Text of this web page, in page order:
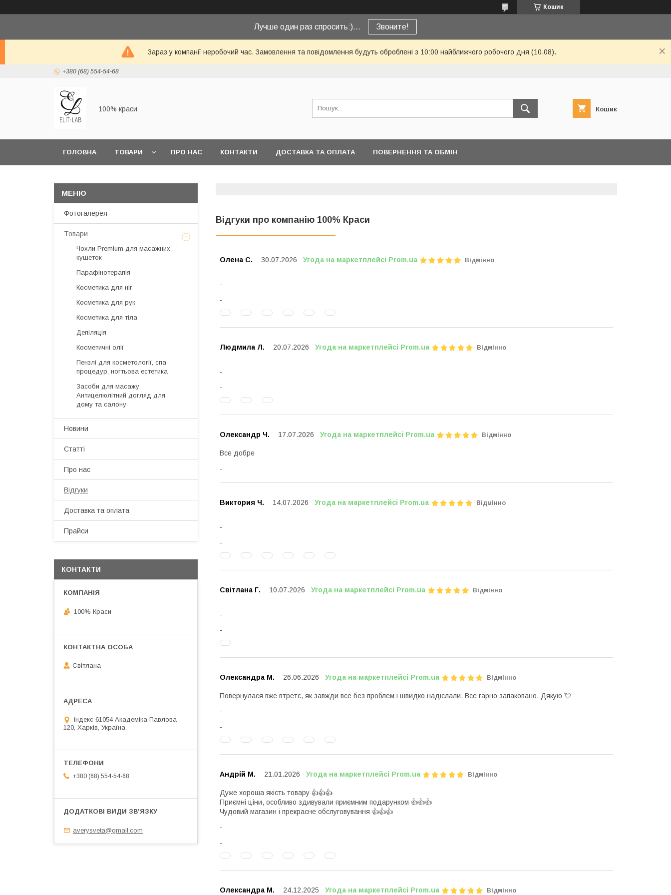
Кошик
Лучше один раз спросить:)... Звоните!
Зараз у компанії неробочий час. Замовлення та повідомлення будуть оброблені з 10:00 найближчого робочого дня (10.08).
+380 (68) 554-54-68
100% краси Кошик
ГОЛОВНА ТОВАРИ ПРО НАС КОНТАКТИ ДОСТАВКА ТА ОПЛАТА ПОВЕРНЕННЯ ТА ОБМІН
Відгуки про компанію 100% Краси
Олена С. 30.07.2026 Угода на маркетплейсі Prom.ua Відмінно
Людмила Л. 20.07.2026 Угода на маркетплейсі Prom.ua Відмінно
Олександр Ч. 17.07.2026 Угода на маркетплейсі Prom.ua Відмінно
Все добре
Виктория Ч. 14.07.2026 Угода на маркетплейсі Prom.ua Відмінно
Світлана Г. 10.07.2026 Угода на маркетплейсі Prom.ua Відмінно
Олександра М. 26.06.2026 Угода на маркетплейсі Prom.ua Відмінно
Повернулася вже втретє, як завжди все без проблем і швидко надіслали. Все гарно запаковано. Дякую 💘
Андрій М. 21.01.2026 Угода на маркетплейсі Prom.ua Відмінно
Дуже хороша якість товару 👍👍👍
Приємні ціни, особливо здивували приємним подарунком 👍👍👍
Чудовий магазин і прекрасне обслуговування 👍👍👍
Олександра М. 24.12.2025 Угода на маркетплейсі Prom.ua Відмінно
Фотогалерея
Товари
Чохли Premium для масажних
кушеток
Парафінотерапія
Косметика для ніг
Косметика для рук
Косметика для тіла
Депіляція
Косметичні олії
Пензлі для косметології, спа
процедур, ногтьова естетика
Засоби для масажу.
Антицелюлітний догляд для
дому та салону
Новини
Статті
Про нас
Відгуки
Доставка та оплата
Прайси
КОНТАКТИ
100% Краси
Світлана
індекс 61054 Академіка Павлова
120, Харків, Україна
+380 (68) 554-54-68
averysveta@gmail.com